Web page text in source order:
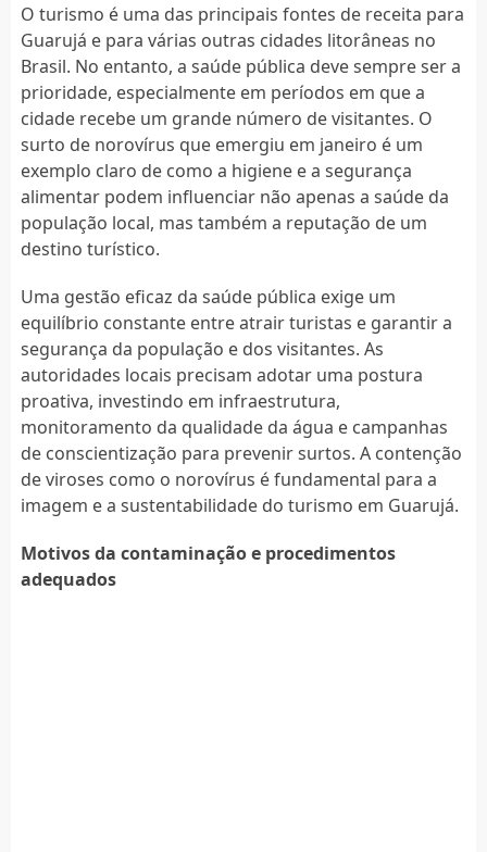
O turismo é uma das principais fontes de receita para
Guarujá e para várias outras cidades litorâneas no
Brasil. No entanto, a saúde pública deve sempre ser a
prioridade, especialmente em períodos em que a
cidade recebe um grande número de visitantes. O
surto de norovírus que emergiu em janeiro é um
exemplo claro de como a higiene e a segurança
alimentar podem influenciar não apenas a saúde da
população local, mas também a reputação de um
destino turístico.
Uma gestão eficaz da saúde pública exige um
equilíbrio constante entre atrair turistas e garantir a
segurança da população e dos visitantes. As
autoridades locais precisam adotar uma postura
proativa, investindo em infraestrutura,
monitoramento da qualidade da água e campanhas
de conscientização para prevenir surtos. A contenção
de viroses como o norovírus é fundamental para a
imagem e a sustentabilidade do turismo em Guarujá.
Motivos da contaminação e procedimentos
adequados